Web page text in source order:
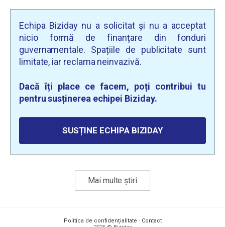
Echipa Biziday nu a solicitat și nu a acceptat
nicio formă de finanțare din fonduri
guvernamentale. Spațiile de publicitate sunt
limitate, iar reclama neinvazivă.
Dacă îți place ce facem, poți contribui tu
pentru susținerea echipei Biziday.
SUSȚINE ECHIPA BIZIDAY
Mai multe știri
Politica de confidențialitate · Contact